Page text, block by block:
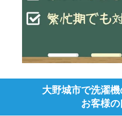
大野城市で洗濯
お客様の